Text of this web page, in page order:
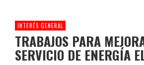
INTERÉS GENERAL
TRABAJOS PARA
SERVICIO DE ENERGÍA